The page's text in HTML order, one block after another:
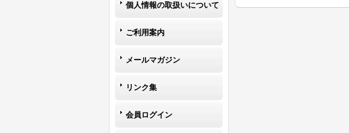
個人情報の取扱いについて
ご利用案内
メールマガジン
リンク集
会員ログイン